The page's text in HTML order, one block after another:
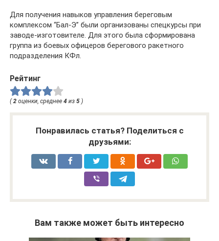
Для получения навыков управления береговым
комплексом “Бал-Э” были организованы спецкурсы при
заводе-изготовителе. Для этого была сформирована
группа из боевых офицеров берегового ракетного
подразделения КФл.
Рейтинг
( 2 оценки, среднее 4 из 5 )
Понравилась статья? Поделиться с
друзьями:
Вам также может быть интересно